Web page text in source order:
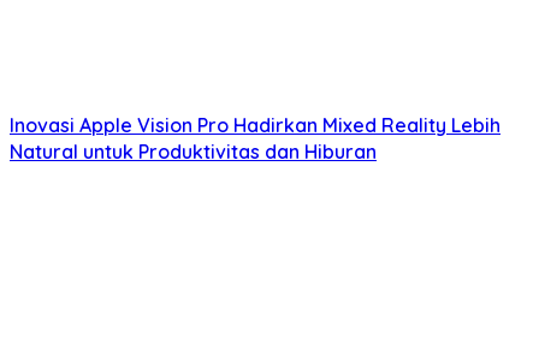
Inovasi Apple Vision Pro Hadirkan Mixed Reality Lebih
Natural untuk Produktivitas dan Hiburan